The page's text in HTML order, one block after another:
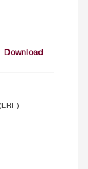
Download